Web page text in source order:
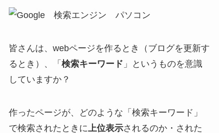
皆さんは、webページを作るとき（ブログを更新す
るとき）、「 検索キーワード 」というものを意識
していますか？
作ったページが、
どのような「検索キーワード」
で検索されたとき に上位表示されるのか・された